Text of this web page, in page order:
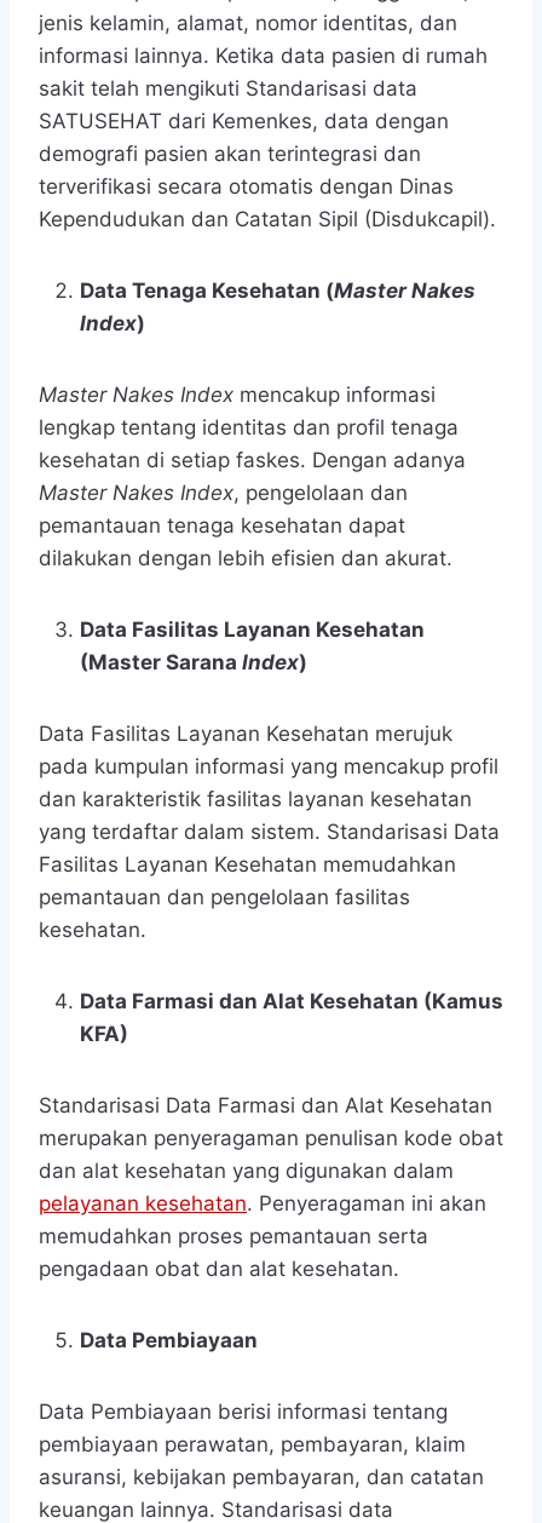
jenis kelamin, alamat, nomor identitas, dan
informasi lainnya. Ketika data pasien di rumah
sakit telah mengikuti Standarisasi data
SATUSEHAT dari Kemenkes, data dengan
demografi pasien akan terintegrasi dan
terverifikasi secara otomatis dengan Dinas
Kependudukan dan Catatan Sipil (Disdukcapil).
Data Tenaga Kesehatan (Master Nakes
Index)
Master Nakes Index mencakup informasi
lengkap tentang identitas dan profil tenaga
kesehatan di setiap faskes. Dengan adanya
Master Nakes Index, pengelolaan dan
pemantauan tenaga kesehatan dapat
dilakukan dengan lebih efisien dan akurat.
Data Fasilitas Layanan Kesehatan
(Master Sarana Index)
Data Fasilitas Layanan Kesehatan merujuk
pada kumpulan informasi yang mencakup profil
dan karakteristik fasilitas layanan kesehatan
yang terdaftar dalam sistem. Standarisasi Data
Fasilitas Layanan Kesehatan memudahkan
pemantauan dan pengelolaan fasilitas
kesehatan.
Data Farmasi dan Alat Kesehatan (Kamus
KFA)
Standarisasi Data Farmasi dan Alat Kesehatan
merupakan penyeragaman penulisan kode obat
dan alat kesehatan yang digunakan dalam
pelayanan kesehatan. Penyeragaman ini akan
memudahkan proses pemantauan serta
pengadaan obat dan alat kesehatan.
Data Pembiayaan
Data Pembiayaan berisi informasi tentang
pembiayaan perawatan, pembayaran, klaim
asuransi, kebijakan pembayaran, dan catatan
keuangan lainnya. Standarisasi data